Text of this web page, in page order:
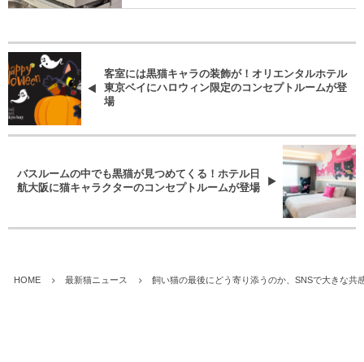
客室には黒猫キャラの装飾が！オリエンタルホテル
東京ベイにハロウィン限定のコンセプトルームが登
場
バスルームの中でも黒猫が見つめてくる！ホテル日
航大阪に猫キャラクターのコンセプトルームが登場
HOME 最新猫ニュース 飼い猫の最後にどう寄り添うのか、SNSで大きな共